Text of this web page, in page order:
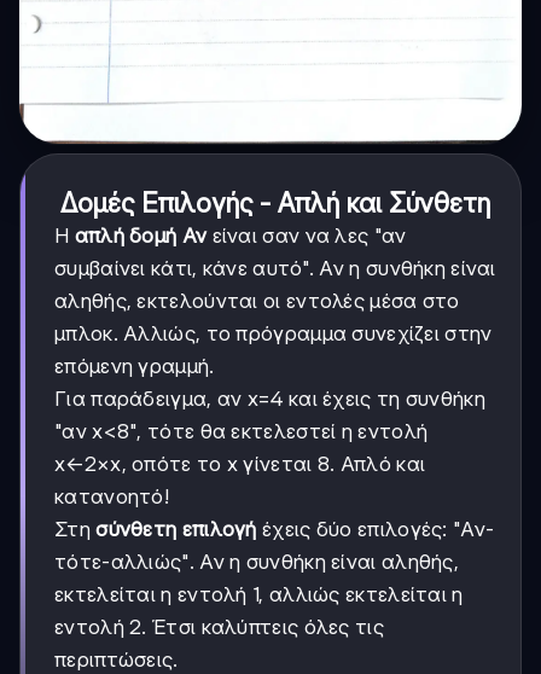
Δομές Επιλογής - Απλή και Σύνθετη
Η απλή δομή Ανείναι σαν να λες "αν
συμβαίνει κάτι, κάνε αυτό". Αν η συνθήκη είναι
αληθής, εκτελούνται οι εντολές μέσα στο
μπλοκ. Αλλιώς, το πρόγραμμα συνεχίζει στην
επόμενη γραμμή.
Για παράδειγμα, αν x=4 και έχεις τη συνθήκη
"αν x<8", τότε θα εκτελεστεί η εντολή
x←2×x, οπότε το x γίνεται 8. Απλό και
κατανοητό!
Στησύνθετη επιλογή έχεις δύο επιλογές: "Αν-
τότε-αλλιώς". Αν η συνθήκη είναι αληθής,
εκτελείται η εντολή 1, αλλιώς εκτελείται η
εντολή 2. Έτσι καλύπτεις όλες τις
περιπτώσεις.